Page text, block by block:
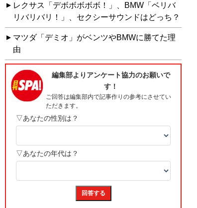
レクサス「デボボボボボ！」、BMW「ベリバ
リバリバリ！」、セクシーサウンドはどっち？
マツダ「デミオ」がベンツやBMWに勝てた理
由